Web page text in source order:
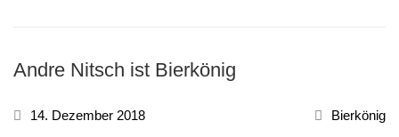
Andre Nitsch ist Bierkönig
14. Dezember 2018 Bierkönig